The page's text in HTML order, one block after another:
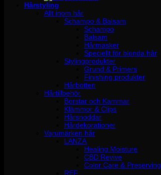
Hårstyling
Allt inom hår
Schampo & Balsam
Schampo
Balsam
Hårmasker
Speciellt för blonda hår
Stylingprodukter
Grund & Primers
Finishing produkter
Hårbotten
Hårtillbehör
Borstar och Kammar
Klämmor & Clips
Hårsnoddar
Hårdekorationer
Varumärken hår
LANZA
Healing Moisture
CBD Revive
Color Care & Preserving
REF